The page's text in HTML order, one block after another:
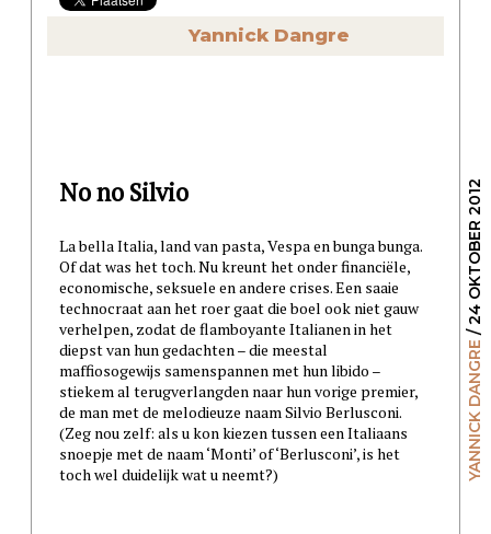
Yannick Dangre
YANNICK DANGRE
/ 24 OKTOBER 2012
No no Silvio
La bella Italia, land van pasta, Vespa en bunga bunga.
Of dat was het toch. Nu kreunt het onder financiële,
economische, seksuele en andere crises. Een saaie
technocraat aan het roer gaat die boel ook niet gauw
verhelpen, zodat de flamboyante Italianen in het
diepst van hun gedachten – die meestal
maffiosogewijs samenspannen met hun libido –
stiekem al terugverlangden naar hun vorige premier,
de man met de melodieuze naam Silvio Berlusconi.
(Zeg nou zelf: als u kon kiezen tussen een Italiaans
snoepje met de naam ‘Monti’ of ‘Berlusconi’, is het
toch wel duidelijk wat u neemt?)